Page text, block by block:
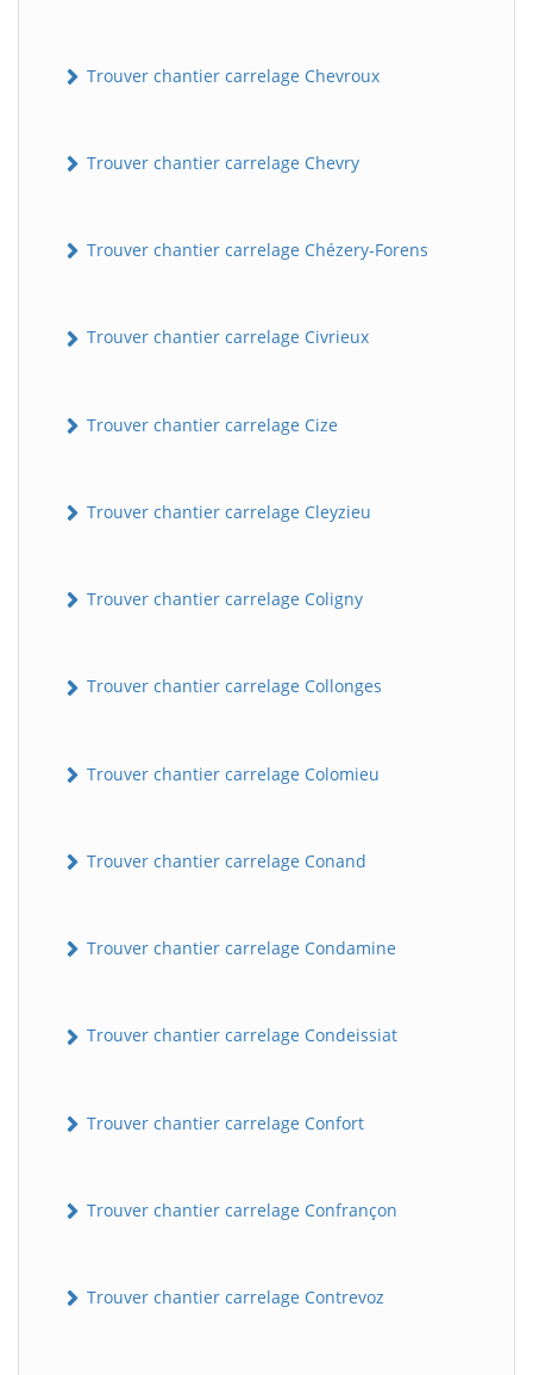
Trouver chantier carrelage Chevroux
Trouver chantier carrelage Chevry
Trouver chantier carrelage Chézery-Forens
Trouver chantier carrelage Civrieux
Trouver chantier carrelage Cize
Trouver chantier carrelage Cleyzieu
Trouver chantier carrelage Coligny
Trouver chantier carrelage Collonges
Trouver chantier carrelage Colomieu
Trouver chantier carrelage Conand
Trouver chantier carrelage Condamine
Trouver chantier carrelage Condeissiat
Trouver chantier carrelage Confort
Trouver chantier carrelage Confrançon
Trouver chantier carrelage Contrevoz
B BatiWebPro